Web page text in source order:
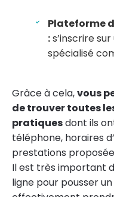
Plateforme
:s’inscrire
spécialisé
Grâce à cela,vous
de trouver toutes
pratiquesdont ils
téléphone, horaires
prestations
Il est très important
ligne pour pousser